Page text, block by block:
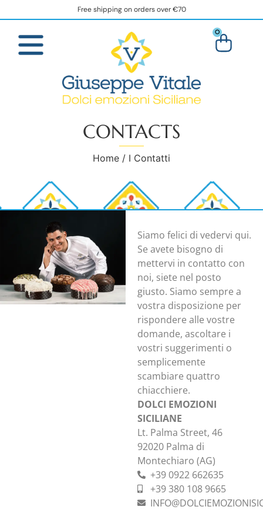
Free shipping on orders over €70
0
CONTACTS
Home / I Contatti
Siamo felici di vedervi qui.
Se avete bisogno di
mettervi in contatto con
noi, siete nel posto
giusto. Siamo sempre a
vostra disposizione per
rispondere alle vostre
domande, ascoltare i
vostri suggerimenti o
semplicemente
scambiare quattro
chiacchiere.
DOLCI EMOZIONI
SICILIANE
Lt. Palma Street, 46
92020 Palma di
Montechiaro (AG)
+39 0922 662635
+39 380 108 9665